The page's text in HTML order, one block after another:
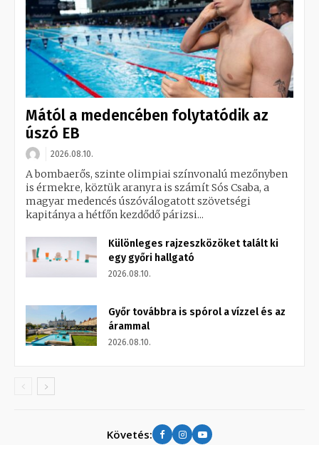
Mától a medencében folytatódik az
úszó EB
2026.08.10.
A bombaerős, szinte olimpiai színvonalú mezőnyben
is érmekre, köztük aranyra is számít Sós Csaba, a
magyar medencés úszóválogatott szövetségi
kapitánya a hétfőn kezdődő párizsi...
Különleges rajzeszközöket talált ki
egy győri hallgató
2026.08.10.
Győr továbbra is spórol a vízzel és az
árammal
2026.08.10.
Követés: